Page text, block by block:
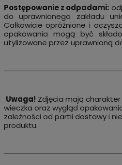
Postępowanie z odpadami:
do uprawnionego zakładu
Całkowicie opróżnione i
opakowania mogą być
utylizowane przez uprawnioną
Uwaga! Zdjęcia mają
wieczka oraz wygląd
zależności od partii dostawy i
produktu.